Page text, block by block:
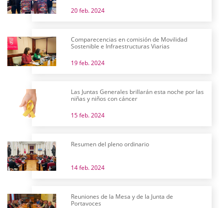
20 feb. 2024
Comparecencias en comisión de Movilidad
Sostenible e Infraestructuras Viarias
19 feb. 2024
Las Juntas Generales brillarán esta noche por las
niñas y niños con cáncer
15 feb. 2024
Resumen del pleno ordinario
14 feb. 2024
Reuniones de la Mesa y de la Junta de
Portavoces